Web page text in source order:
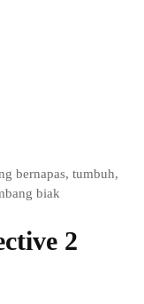
bernapas, tumbuh,
biak
2